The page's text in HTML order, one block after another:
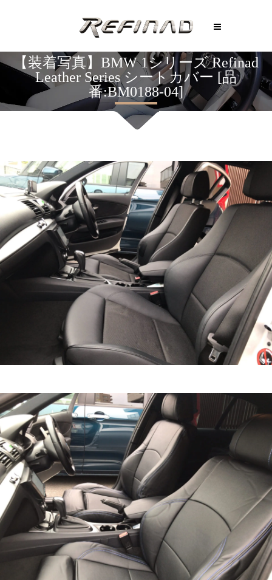
【装着写真】BMW 1シリーズ Refinad
Leather Series シートカバー [品
番:BM0188-04]